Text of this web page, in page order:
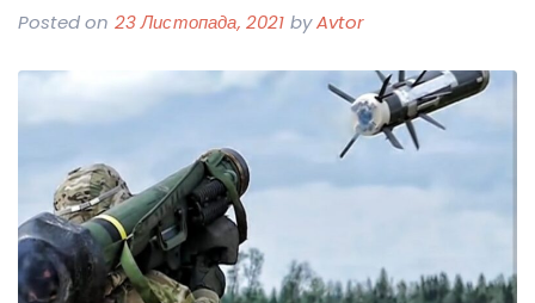
Posted on 23 Листопада, 2021 byAvtor